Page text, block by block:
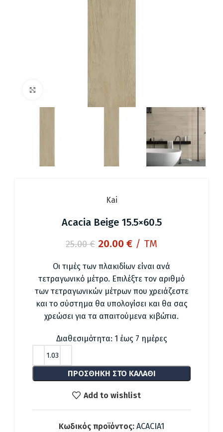
Kai
Acacia Beige 15.5×60.5
25.00€ Original
was:
25.00 €.
20.00 €Η
τιμή
είναι:
20.00 €.
/ TM
Οι τιμές των πλακιδίων είναι ανά
τετραγωνικό μέτρο. Επιλέξτε τον αριθμό
των τετραγωνικών μέτρων που χρειάζεστε
και το σύστημα θα υπολογίσει και θα σας
χρεώσει για τα απαιτούμενα κιβώτια.
Διαθεσιμότητα: 1 έως 7 ημέρες
ΠΡΟΣΘΉΚΗ ΣΤΟ ΚΑΛΆΘΙ
Add to wishlist
Κωδικός προϊόντος: ACACIA1